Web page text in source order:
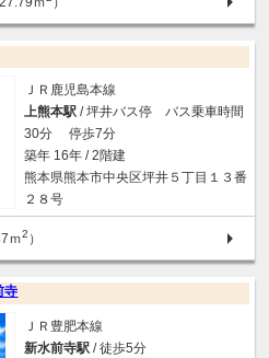
ＪＲ鹿児島本線
上熊本駅 / 坪井バス停 バス乗車時間
30分 停歩7分
築年 16年 / 2階建
熊本県熊本市中央区坪井５丁目１３番
２８号
ｍ2 ）
寺
ＪＲ豊肥本線
新水前寺駅 / 徒歩5分